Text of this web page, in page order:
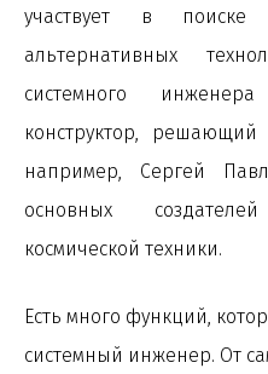
участвует в поиске
альтернативных
системного
конструктор,
например, Сергей
основных
космической техники.
Есть много функций,
системный инженер. От